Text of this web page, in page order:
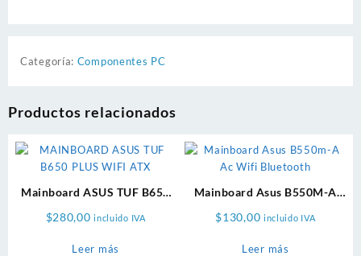
Categoría: Componentes PC
Productos relacionados
Mainboard ASUS TUF B650
$280,00 incluido IVA
Leer más
Mainboard Asus B550M-A
$130,00 incluido IVA
Leer más